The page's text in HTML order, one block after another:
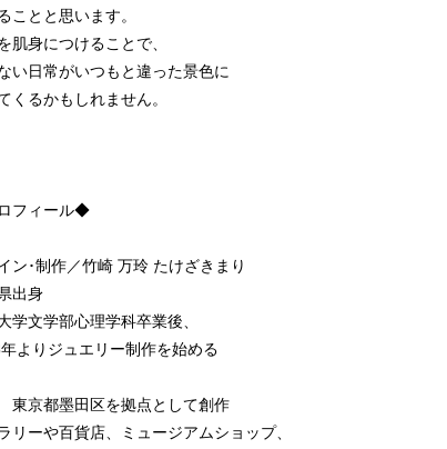
ことと思います。
肌身につけることで、
い日常がいつもと違った景色に
くるかもしれません。
フィール◆
ン･制作／竹崎 万玲 たけざきまり
出身
学文学部心理学科卒業後、
よりジュエリー制作を始める
京都墨田区を拠点として創作
リーや百貨店、ミュージアムショップ、